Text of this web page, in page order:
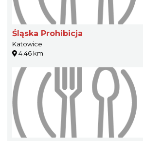
Śląska Prohibicja
Katowice
4.46 km